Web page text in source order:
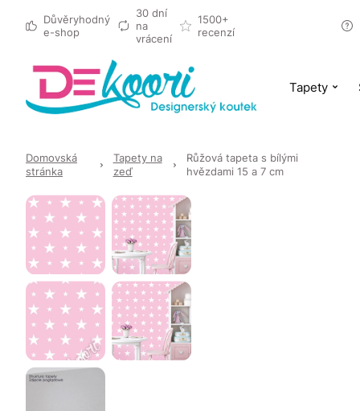
Důvěryhodný
e-shop
30 dní
na
vrácení
1500+
recenzí
Tapety
Domovská
stránka
Tapety na
zeď
Růžová tapeta s bílými
hvězdami 15 a 7 cm